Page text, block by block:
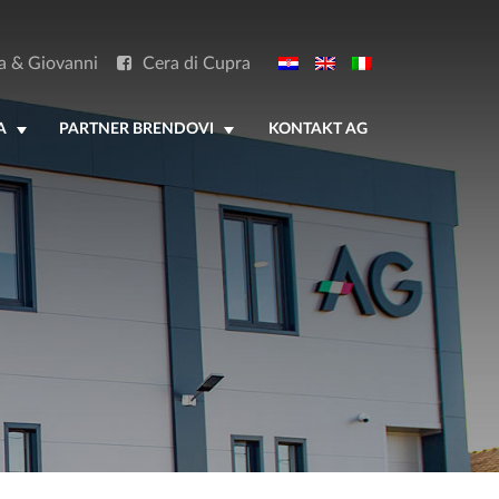
& Giovanni Cera di Cupra
PARTNER BRENDOVI KONTAKT AG